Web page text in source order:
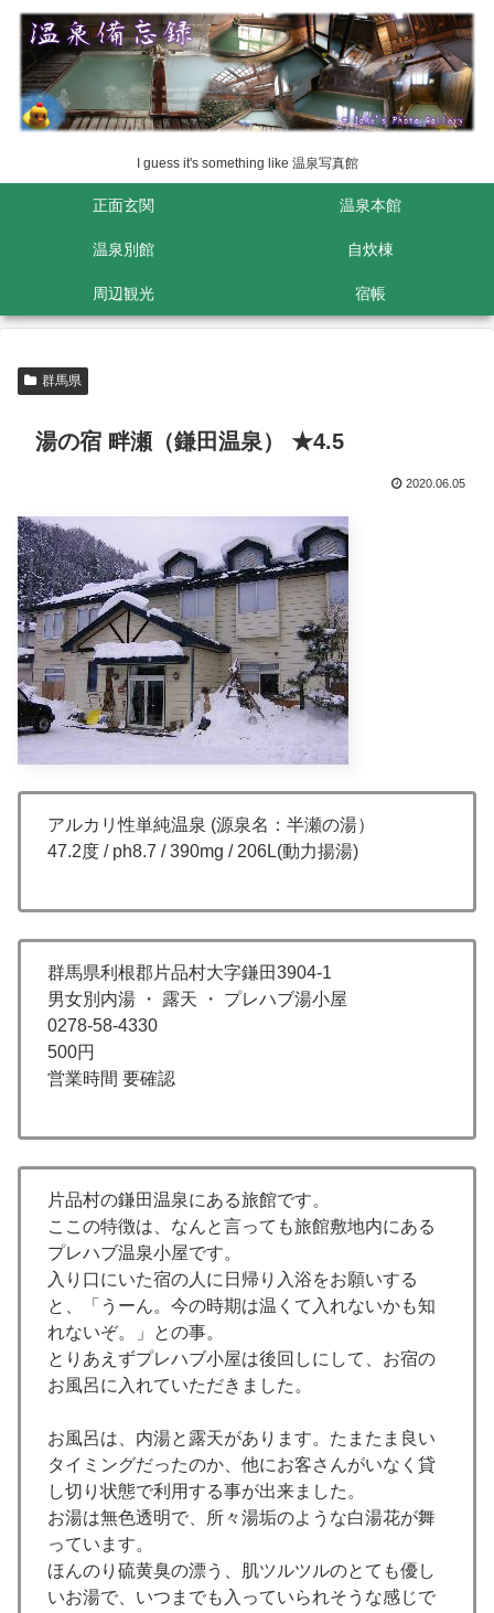
I guess it's something like 温泉写真館
正面玄関 温泉本館
温泉別館 自炊棟
周辺観光 宿帳
群馬県
湯の宿 畔瀬（鎌田温泉） ★4.5
2020.06.05
アルカリ性単純温泉 (源泉名：半瀬の湯）
47.2度 / ph8.7 / 390mg / 206L(動力揚湯)
群馬県利根郡片品村大字鎌田3904-1
男女別内湯 ・ 露天 ・ プレハブ湯小屋
0278-58-4330
500円
営業時間 要確認
片品村の鎌田温泉にある旅館です。
ここの特徴は、なんと言っても旅館敷地内にある
プレハブ温泉小屋です。
入り口にいた宿の人に日帰り入浴をお願いする
と、「うーん。今の時期は温くて入れないかも知
れないぞ。」との事。
とりあえずプレハブ小屋は後回しにして、お宿の
お風呂に入れていただきました。
お風呂は、内湯と露天があります。たまたま良い
タイミングだったのか、他にお客さんがいなく貸
し切り状態で利用する事が出来ました。
お湯は無色透明で、所々湯垢のような白湯花が舞
っています。
ほんのり硫黄臭の漂う、肌ツルツルのとても優し
いお湯で、いつまでも入っていられそうな感じで